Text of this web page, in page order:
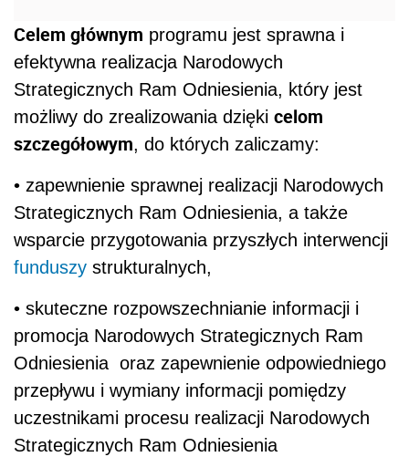
Celem głównym programu jest sprawna i
efektywna realizacja Narodowych
Strategicznych Ram Odniesienia, który jest
możliwy do zrealizowania dzięki celom
szczegółowym, do których zaliczamy:
• zapewnienie sprawnej realizacji Narodowych
Strategicznych Ram Odniesienia, a także
wsparcie przygotowania przyszłych interwencji
funduszy strukturalnych,
• skuteczne rozpowszechnianie informacji i
promocja Narodowych Strategicznych Ram
Odniesienia oraz zapewnienie odpowiedniego
przepływu i wymiany informacji pomiędzy
uczestnikami procesu realizacji Narodowych
Strategicznych Ram Odniesienia